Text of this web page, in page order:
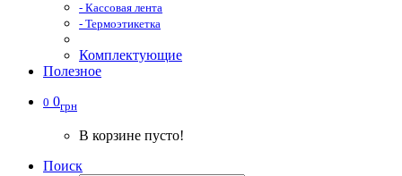
- Кассовая лента
- Термоэтикетка
Комплектующие
Полезное
0 0грн
В корзине пусто!
Поиск